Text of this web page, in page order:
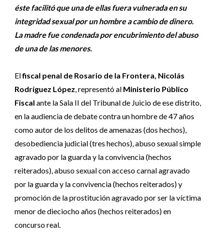
éstefacilitó que una de ellas fuera vulnerada en su
integridad sexual por un hombre a cambio de dinero.
La madre fue condenada por encubrimiento del abuso
de una de las menores.
Elfiscal penal de Rosario de la Frontera, Nicolás
Rodríguez López, representó al Ministerio Público
Fiscal ante la Sala II del Tribunal de Juicio de ese distrito,
en la audiencia de debate contra un hombre de 47 años
como autor de los delitos de amenazas (dos hechos),
desobediencia judicial (tres hechos), abuso sexual simple
agravado por la guarda y la convivencia (hechos
reiterados), abuso sexual con acceso carnal agravado
por la guarda y la convivencia (hechos reiterados) y
promoción de la prostitución agravado por ser la víctima
menor de dieciocho años (hechos reiterados) en
concurso real.